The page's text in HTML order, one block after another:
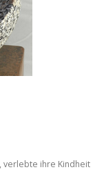
verlebte ihre Kindheit